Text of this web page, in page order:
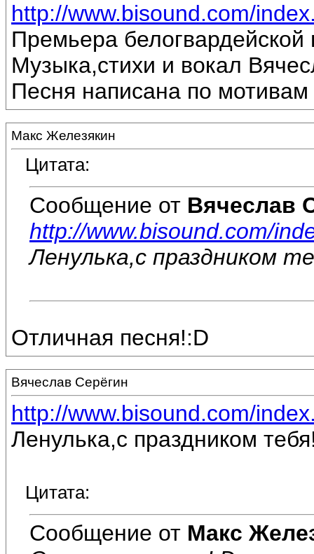
http://www.bisound.com/
Премьера белогвардейской
Музыка,стихи и вокал
Песня написана по
Макс Железякин
Цитата:
Сообщение от Вячеслав
http://www.bisound.com/
Ленулька,с праздником
Отличная песня!:D
Вячеслав Серёгин
http://www.bisound.com/
Ленулька,с праздником
Цитата:
Сообщение от Макс